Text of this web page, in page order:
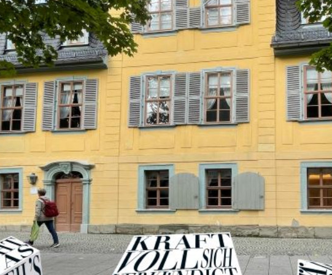
Dom und Michaeliskirche in
Hildesheim
Karolingisches Westwerk und
Corvey